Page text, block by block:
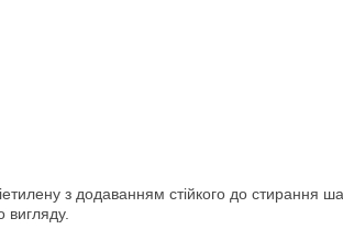
з додаванням стійкого до стирання